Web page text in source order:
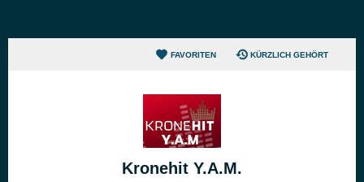
FAVORITEN KÜRZLICH GEHÖRT
Kronehit Y.A.M.